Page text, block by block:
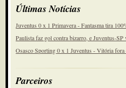
Últimas Notícias
Juventus 0 x 1 Primavera - Fantasma tira
Paulista faz gol contra bizarro, e Juventus-
Osasco Sporting 0 x 1 Juventus - Vitória fora
Parceiros